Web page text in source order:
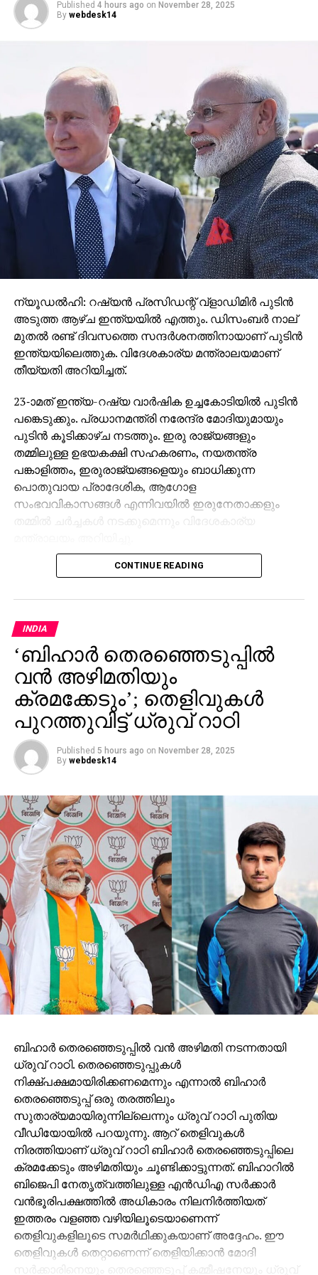
Published 4 hours ago on November 28, 2025
By webdesk14
ന്യൂഡല്‍ഹി: റഷ്യന്‍ പ്രസിഡന്റ് വ്‌ളാഡിമിര്‍ പുടിന്‍
അടുത്ത ആഴ്ച ഇന്ത്യയില്‍ എത്തും. ഡിസംബര്‍ നാല്
മുതല്‍ രണ്ട് ദിവസത്തെ സന്ദര്‍ശനത്തിനായാണ് പുടിന്‍
ഇന്ത്യയിലെത്തുക. വിദേശകാര്യ മന്ത്രാലയമാണ്
തീയ്യതി അറിയിച്ചത്.
23-ാമത് ഇന്ത്യ-റഷ്യ വാര്‍ഷിക ഉച്ചകോടിയില്‍ പുടിന്‍
പങ്കെടുക്കും. പ്രധാനമന്ത്രി നരേന്ദ്ര മോദിയുമായും
പുടിന്‍ കൂടിക്കാഴ്ച നടത്തും. ഇരു രാജ്യങ്ങളും
തമ്മിലുള്ള ഉഭയകക്ഷി സഹകരണം, നയതന്ത്ര
പങ്കാളിത്തം, ഇരുരാജ്യങ്ങളെയും ബാധിക്കുന്ന
പൊതുവായ പ്രാദേശിക, ആഗോള
സംഭവവികാസങ്ങള്‍ എന്നിവയില്‍ ഇരുനേതാക്കളും
തമ്മില്‍ ചര്‍ച്ചകള്‍ നടക്കുമെന്നും വിദേശകാര്യ
റഷ്യയില്‍ നിന്നും എണ്ണ വാങ്ങുന്നതിന്റെ പേരില്‍
പിന്‍വലിക്കുന്നതുള്‍പ്പെടെയുള്ള വിഷയങ്ങളില്‍
യുഎസുമായി ചര്‍ച്ച പുരോഗമിക്കുന്നതിനിടെയാണ്
പുടിന്റെ ഇന്ത്യ സന്ദര്‍ശനം.
CONTINUE READING
INDIA
‘ബിഹാർ തെരഞ്ഞെടുപ്പിൽ
വൻ അഴിമതിയും
ക്രമക്കേടും’; തെളിവുകൾ
പുറത്തുവിട്ട് ധ്രുവ് റാഠി
Published 5 hours ago on November 28, 2025
By webdesk14
ബിഹാർ തെരഞ്ഞെടുപ്പിൽ വൻ അഴിമതി നടന്നതായി
ധ്രുവ് റാഠി. തെരഞ്ഞെടുപ്പുകൾ
നിക്ഷ്പക്ഷമായിരിക്കണമെന്നും എന്നാൽ ബിഹാർ
തെരഞ്ഞെടുപ്പ് ഒരു തരത്തിലും
സുതാര്യമായിരുന്നില്ലെന്നും ധ്രുവ് റാഠി പുതിയ
വീഡിയോയിൽ പറയുന്നു. ആറ് തെളിവുകൾ
നിരത്തിയാണ് ധ്രുവ് റാഠി ബിഹാർ തെരഞ്ഞെടുപ്പിലെ
ക്രമക്കേടും അഴിമതിയും ചൂണ്ടിക്കാട്ടുന്നത്. ബിഹാറിൽ
ബിജെപി നേതൃത്വത്തിലുള്ള എൻഡിഎ സർക്കാർ
വൻഭൂരിപക്ഷത്തിൽ അധികാരം നിലനിർത്തിയത്
ഇത്തരം വളഞ്ഞ വഴിയിലൂടെയാണെന്ന്
തെളിവുകളിലൂടെ സമർഥിക്കുകയാണ് അദ്ദേഹം. ഈ
തെളിവുകൾ തെറ്റാണെന്ന് തെളിയിക്കാൻ മോദി